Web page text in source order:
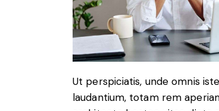
Ut perspiciatis, unde omnis
laudantium, totam rem